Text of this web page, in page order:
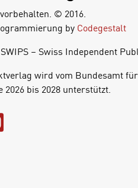
© 2016.
by Codegestalt
– Swiss Independent
wird vom Bundesamt
2026 bis 2028 unterstützt.